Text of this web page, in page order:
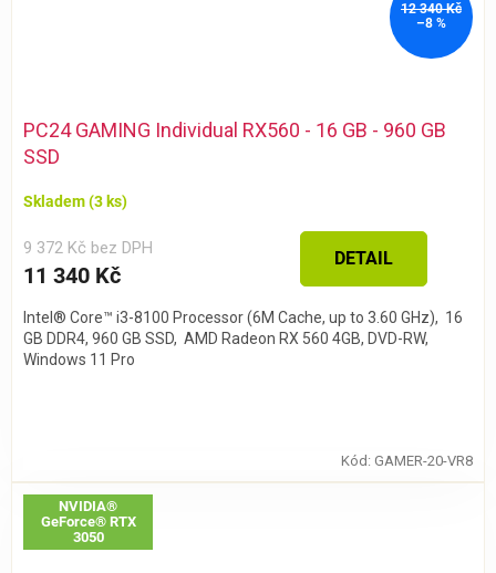
12 340 Kč
–8 %
PC24 GAMING Individual RX560 - 16 GB - 960 GB
SSD
Skladem(3 ks)
9 372 Kč bez DPH
11 340 Kč
DETAIL
Intel® Core™ i3-8100 Processor (6M Cache, up to 3.60 GHz), 16
GB DDR4, 960 GB SSD, AMD Radeon RX 560 4GB, DVD-RW,
Windows 11 Pro
Kód: GAMER-20-VR8
NVIDIA®
GeForce® RTX
3050